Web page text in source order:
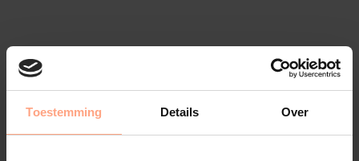
Toestemming Details Over